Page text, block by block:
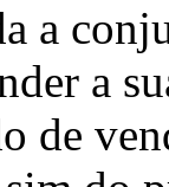
a
a
de